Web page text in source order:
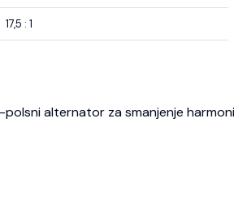
17,5 : 1
alternator za smanjenje